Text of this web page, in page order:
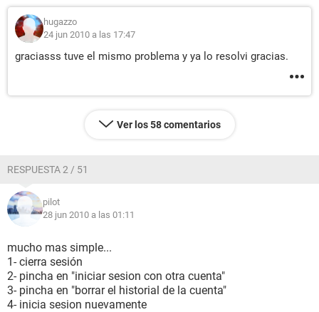
hugazzo
24 jun 2010 a las 17:47
graciasss tuve el mismo problema y ya lo resolvi gracias.
Ver los 58 comentarios
RESPUESTA 2 / 51
pilot
28 jun 2010 a las 01:11
mucho mas simple...
1- cierra sesión
2- pincha en "iniciar sesion con otra cuenta"
3- pincha en "borrar el historial de la cuenta"
4- inicia sesion nuevamente